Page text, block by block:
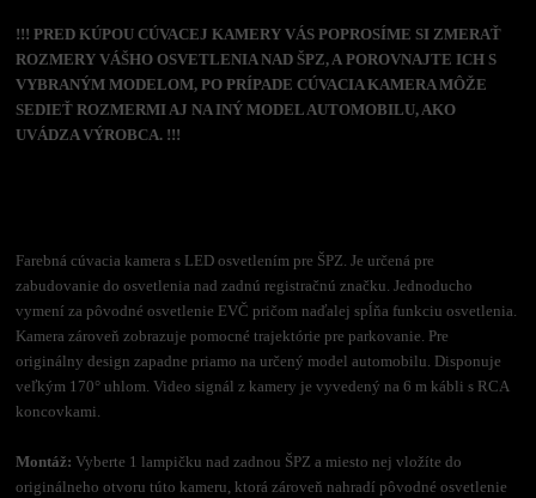
!!! PRED KÚPOU CÚVACEJ KAMERY VÁS POPROSÍME SI ZMERAŤ
ROZMERY VÁŠHO OSVETLENIA NAD ŠPZ, A POROVNAJTE ICH S
VYBRANÝM MODELOM, PO PRÍPADE CÚVACIA KAMERA MÔŽE
SEDIEŤ ROZMERMI AJ NA INÝ MODEL AUTOMOBILU, AKO
UVÁDZA VÝROBCA. !!!
Farebná cúvacia kamera s LED osvetlením pre ŠPZ. Je určená pre
zabudovanie do osvetlenia nad zadnú registračnú značku. Jednoducho
vymení za pôvodné osvetlenie EVČ pričom naďalej spĺňa funkciu osvetlenia.
Kamera zároveň zobrazuje pomocné trajektórie pre parkovanie. Pre
originálny design zapadne priamo na určený model automobilu. Disponuje
veľkým 170° uhlom. Video signál z kamery je vyvedený na 6 m kábli s RCA
koncovkami.
Montáž: Vyberte 1 lampičku nad zadnou ŠPZ a miesto nej vložíte do
originálneho otvoru túto kameru, ktorá zároveň nahradí pôvodné osvetlenie